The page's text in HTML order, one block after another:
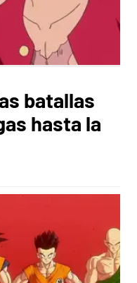
batallas
hasta la